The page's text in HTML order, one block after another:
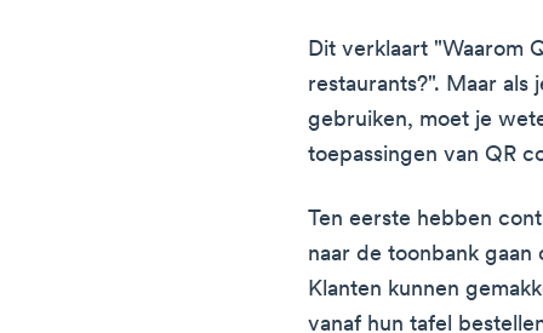
Dit verklaart "Waarom
restaurants?". Maar
gebruiken, moet je
toepassingen van QR
Ten eerste hebben
naar de toonbank
Klanten kunnen
vanaf hun tafel